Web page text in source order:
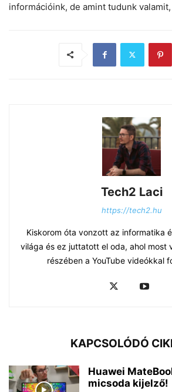
információink, de amint tudunk
Tech2 Laci
https://tech2.hu
Kiskorom óta vonzott az informatika
világa és ez juttatott el oda, ahol most
részében a YouTube videókkal
KAPCSOLÓDÓ
Huawei
micsoda kijelző!